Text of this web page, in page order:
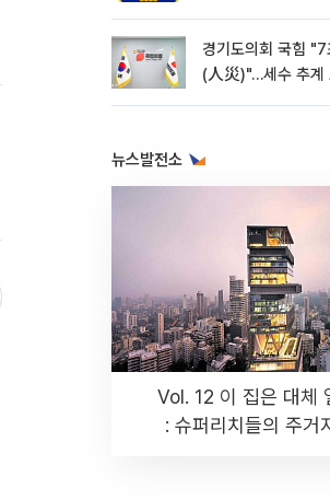
경기도의회 국힘 "7
(人災)"…세수 추계
뉴스발전소
Vol. 12 이 집은 대체
: 슈퍼리치들의 주거